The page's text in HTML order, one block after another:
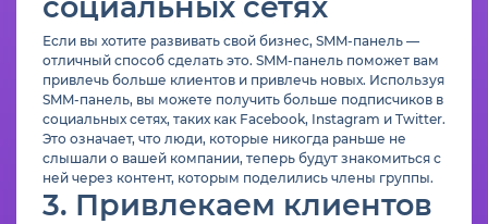
Если вы хотите развивать свой бизнес, SMM-панель —
отличный способ сделать это. SMM-панель поможет вам
привлечь больше клиентов и привлечь новых. Используя
SMM-панель, вы можете получить больше подписчиков в
социальных сетях, таких как Facebook, Instagram и Twitter.
Это означает, что люди, которые никогда раньше не
слышали о вашей компании, теперь будут знакомиться с
ней через контент, которым поделились члены группы.
3. Привлекаем клиентов